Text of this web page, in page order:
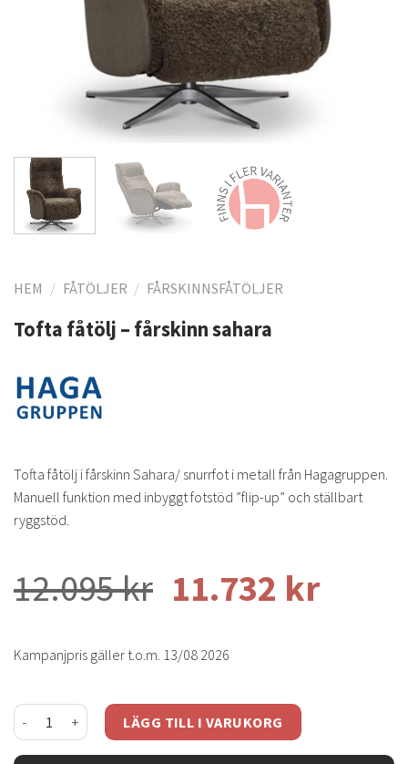
HEM / FÅTÖLJER / FÅRSKINNSFÅTÖLJER
Tofta fåtölj – fårskinn sahara
Tofta fåtölj i fårskinn Sahara/ snurrfot i metall från Hagagruppen.
Manuell funktion med inbyggt fotstöd ”flip-up” och ställbart
ryggstöd.
12.095kr 11.732 kr
Kampanjpris gäller t.o.m. 13/08 2026
Tofta fåtölj - fårskinn sahara mängd
LÄGG TILL I VARUKORG